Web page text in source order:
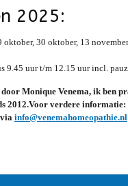
2025:
oktober, 30 oktober, 13
9.45 uur t/m 12.15 uur incl.
Monique Venema, ik ben
2012.Voor verdere informatie:
info@venemahomeopathie.nl